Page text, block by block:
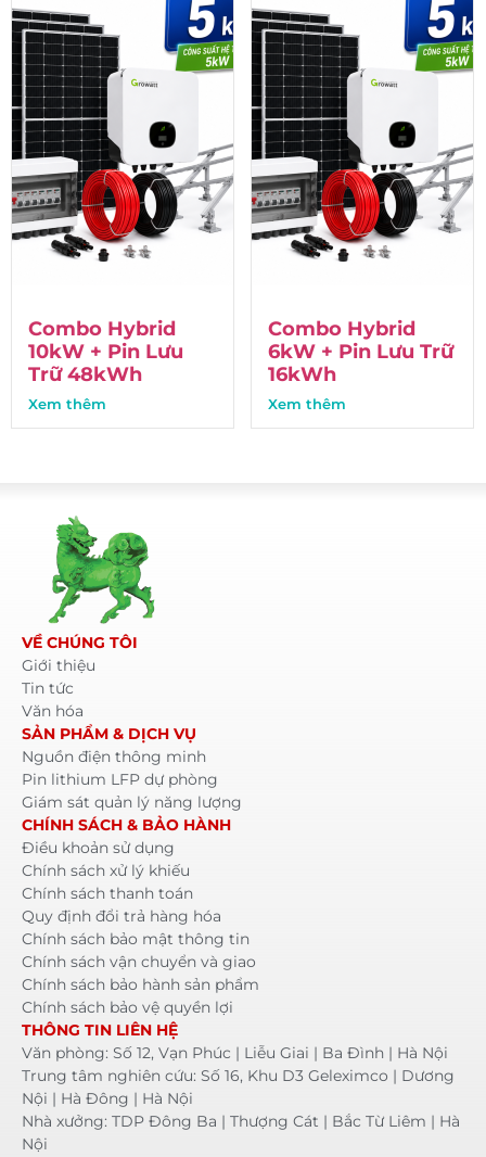
Combo Hybrid
10kW + Pin Lưu
Trữ 48kWh
Xem thêm
Combo Hybrid
6kW + Pin Lưu Trữ
16kWh
Xem thêm
VỀ CHÚNG TÔI
Giới thiệu
Tin tức
Văn hóa
SẢN PHẨM & DỊCH VỤ
Nguồn điện thông minh
Pin lithium LFP dự phòng
Giám sát quản lý năng lượng
CHÍNH SÁCH & BẢO HÀNH
Điều khoản sử dụng
Chính sách xử lý khiếu
Chính sách thanh toán
Quy định đổi trả hàng hóa
Chính sách bảo mật thông tin
Chính sách vận chuyển và giao
Chính sách bảo hành sản phẩm
Chính sách bảo vệ quyền lợi
THÔNG TIN LIÊN HỆ
Văn phòng: Số 12, Vạn Phúc | Liễu Giai | Ba Đình | Hà Nội
Trung tâm nghiên cứu: Số 16, Khu D3 Geleximco | Dương
Nội | Hà Đông | Hà Nội
Nhà xưởng: TDP Đông Ba | Thượng Cát | Bắc Từ Liêm | Hà
Nội